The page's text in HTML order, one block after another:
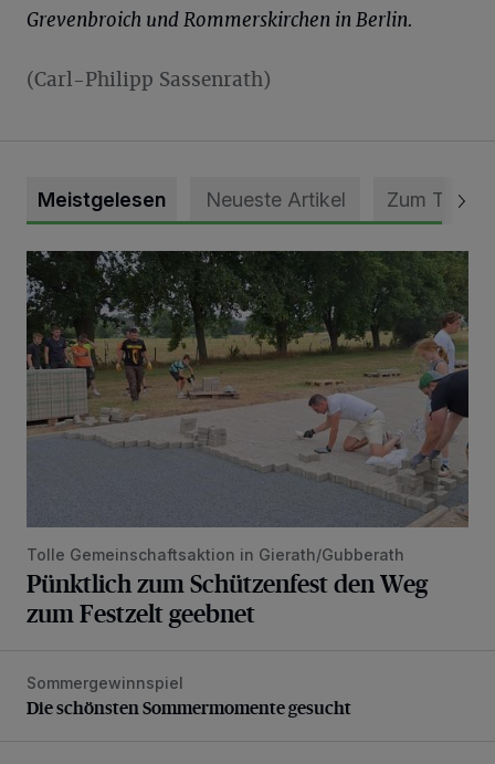
Grevenbroich und Rommerskirchen in Berlin.
(Carl-Philipp Sassenrath)
Meistgelesen Neueste Artikel Zum Thema
Pünktlich zum Schützenfest den Weg zum Festzelt
Tolle Gemeinschaftsaktion in Gierath/Gubberath
Pünktlich zum Schützenfest den Weg
zum Festzelt geebnet
Die schönsten Sommermomente gesucht
Sommergewinnspiel
Die schönsten Sommermomente gesucht